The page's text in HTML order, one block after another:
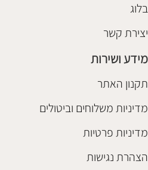
בלוג
יצירת קשר
מידע ושירות
תקנון האתר
מדיניות משלוחים וביטולים
מדיניות פרטיות
הצהרת נגישות